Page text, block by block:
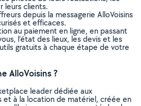
leurs clients.
depuis la messagerie AlloVoisins
et efficaces.
au paiement en ligne, en passant
l’état des lieux, les devis et les
gratuits à chaque étape de votre
AlloVoisins ?
leader dédiée aux
et à la location de matériel, créée en